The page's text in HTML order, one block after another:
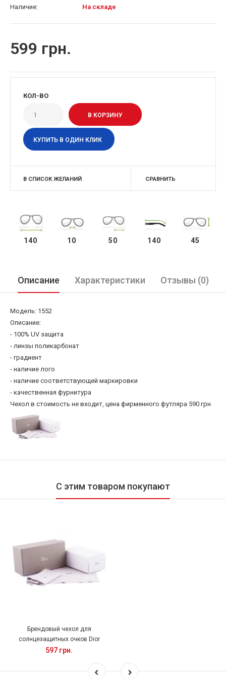
Наличие: На складе
599 грн.
КОЛ-ВО
КУПИТЬ В ОДИН КЛИК
В СПИСОК ЖЕЛАНИЙ СРАВНИТЬ
140 10 50 140 45
Описание Характеристики Отзывы (0)
Модель: 1552
Описание:
- 100% UV защита
- линзы поликарбонат
- градиент
- наличие лого
- наличие соответствующей маркировки
- качественная фурнитура
Чехол в стоимость не входит, цена фирменного футляра 590 грн
С этим товаром покупают
Брендовый чехол для
солнцезащитных очков Dior
597 грн.